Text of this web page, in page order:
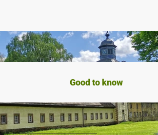
Good to know